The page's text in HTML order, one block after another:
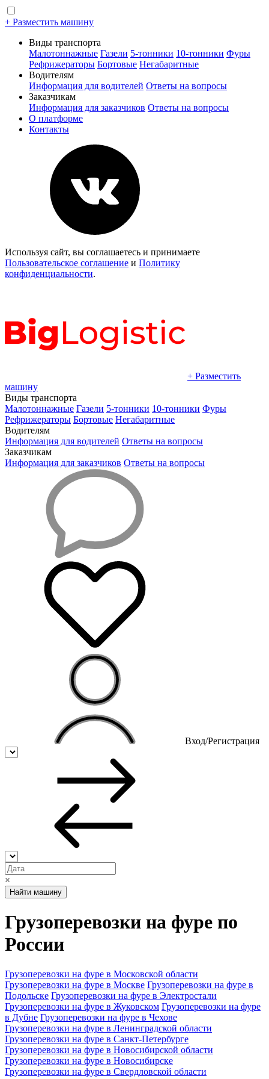
+ Разместить машину
Виды транспорта
Малотоннажные Газели 5-тонники 10-тонники Фуры
Рефрижераторы Бортовые Негабаритные
Водителям
Информация для водителей Ответы на вопросы
Заказчикам
Информация для заказчиков Ответы на вопросы
О платформе
Контакты
Используя сайт, вы соглашаетесь и принимаете
Пользовательское соглашение и Политику
конфиденциальности.
+ Разместить
машину
Виды транспорта
Малотоннажные Газели 5-тонники 10-тонники Фуры
Рефрижераторы Бортовые Негабаритные
Водителям
Информация для водителей Ответы на вопросы
Заказчикам
Информация для заказчиков Ответы на вопросы
Вход/Регистрация
×
Найти машину
Грузоперевозки на фуре по
России
Грузоперевозки на фуре в Московской области
Грузоперевозки на фуре в Москве Грузоперевозки на фуре в
Подольске Грузоперевозки на фуре в Электростали
Грузоперевозки на фуре в Жуковском Грузоперевозки на фуре
в Дубне Грузоперевозки на фуре в Чехове
Грузоперевозки на фуре в Ленинградской области
Грузоперевозки на фуре в Санкт-Петербурге
Грузоперевозки на фуре в Новосибирской области
Грузоперевозки на фуре в Новосибирске
Грузоперевозки на фуре в Свердловской области